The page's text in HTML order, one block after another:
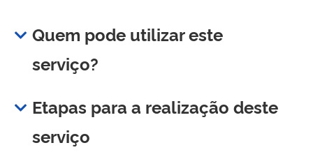
Quem pode utilizar este
serviço?
Etapas para a realização deste
serviço